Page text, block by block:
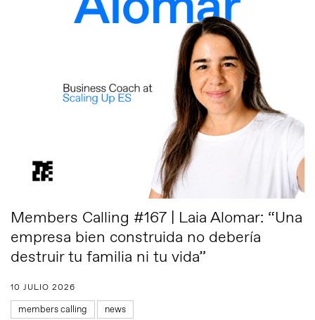
Members Calling #167 | Laia Alomar: “Una
empresa bien construida no debería
destruir tu familia ni tu vida”
10 JULIO 2026
members calling news